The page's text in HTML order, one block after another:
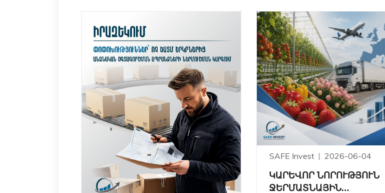
SAFE Invest 2026-06-04
ԿԱՐԵՎՈՐ ՆՈՐՈՒԹՅՈՒՆ
ՋԵՐՄԱՏՆԱՅԻՆ